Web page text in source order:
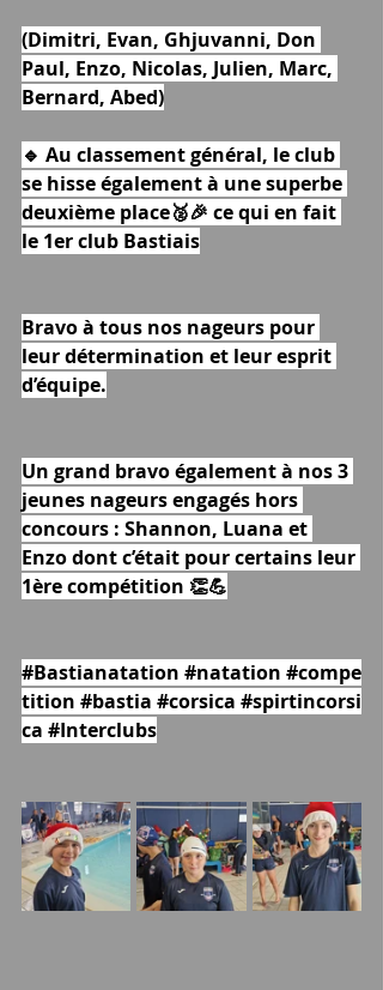
(Dimitri, Evan, Ghjuvanni, Don
Paul, Enzo, Nicolas, Julien, Marc,
Bernard, Abed)
🔹 Au classement général, le club
se hisse également à une superbe
deuxième place🥈🎉 ce qui en fait
le 1er club Bastiais
Bravo à tous nos nageurs pour
leur détermination et leur esprit
d’équipe.
Un grand bravo également à nos 3
jeunes nageurs engagés hors
concours : Shannon, Luana et
Enzo dont c’était pour certains leur
1ère compétition 👏💪
#Bastianatation #natation #compe
tition #bastia #corsica #spirtincorsi
ca #Interclubs